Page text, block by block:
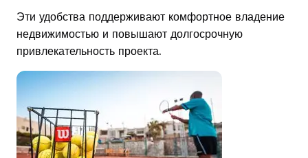
Эти удобства поддерживают комфортное владение
недвижимостью и повышают долгосрочную
привлекательность проекта.